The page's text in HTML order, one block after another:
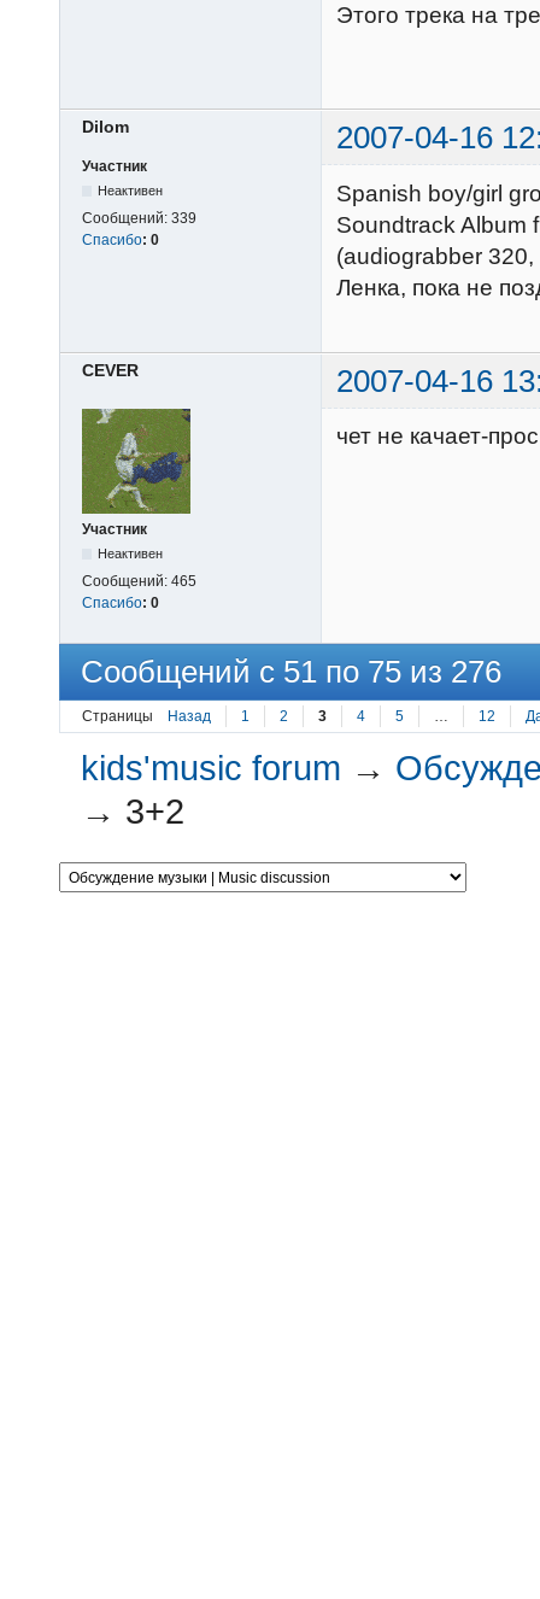
Этого трека на
Dilom 2007-04-16
Участник
Неактивен
Сообщений: 339
Спасибо: 0
Spanish boy/girl
Soundtrack Album
(audiograbber
Ленка, пока не
CEVER 2007-04-16
Участник
Неактивен
Сообщений: 465
Спасибо: 0
чет не качает-
Сообщений с 51 по 75 из 276
Страницы Назад 1 2 3 4 5 12
kids'music forum →
→ 3+2